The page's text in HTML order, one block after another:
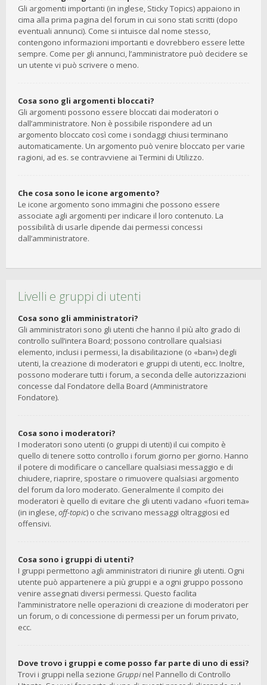
Gli argomenti importanti (in inglese, Sticky Topics) appaiono in
cima alla prima pagina del forum in cui sono stati scritti (dopo
eventuali annunci). Come si intuisce dal nome stesso,
contengono informazioni importanti e dovrebbero essere lette
sempre. Come per gli annunci, l’amministratore può decidere se
un utente vi può scrivere o meno.
Cosa sono gli argomenti bloccati?
Gli argomenti possono essere bloccati dai moderatori o
dall’amministratore. Non è possibile rispondere ad un
argomento bloccato così come i sondaggi chiusi terminano
automaticamente. Un argomento può venire bloccato per varie
ragioni, ad es. se contravviene ai Termini di Utilizzo.
Che cosa sono le icone argomento?
Le icone argomento sono immagini che possono essere
associate agli argomenti per indicare il loro contenuto. La
possibilità di usarle dipende dai permessi concessi
dall’amministratore.
Livelli e gruppi di utenti
Cosa sono gli amministratori?
Gli amministratori sono gli utenti che hanno il più alto grado di
controllo sull’intera Board; possono controllare qualsiasi
elemento, inclusi i permessi, la disabilitazione (o «ban») degli
utenti, la creazione di moderatori e gruppi di utenti, ecc. Inoltre,
possono moderare tutti i forum, a seconda delle autorizzazioni
concesse dal Fondatore della Board (Amministratore
Fondatore).
Cosa sono i moderatori?
I moderatori sono utenti (o gruppi di utenti) il cui compito è
quello di tenere sotto controllo i forum giorno per giorno. Hanno
il potere di modificare o cancellare qualsiasi messaggio e di
chiudere, riaprire, spostare o rimuovere qualsiasi argomento
del forum da loro moderato. Generalmente il compito dei
moderatori è quello di evitare che gli utenti vadano «fuori tema»
(in inglese,off-topic) o che scrivano messaggi oltraggiosi ed
offensivi.
Cosa sono i gruppi di utenti?
I gruppi permettono agli amministratori di riunire gli utenti. Ogni
utente può appartenere a più gruppi e a ogni gruppo possono
venire assegnati diversi permessi. Questo facilita
l’amministratore nelle operazioni di creazione di moderatori per
un forum, o di concessione di permessi per un forum privato,
ecc.
Dove trovo i gruppi e come posso far parte di uno di essi?
Trovi i gruppi nella sezione Gruppinel Pannello di Controllo